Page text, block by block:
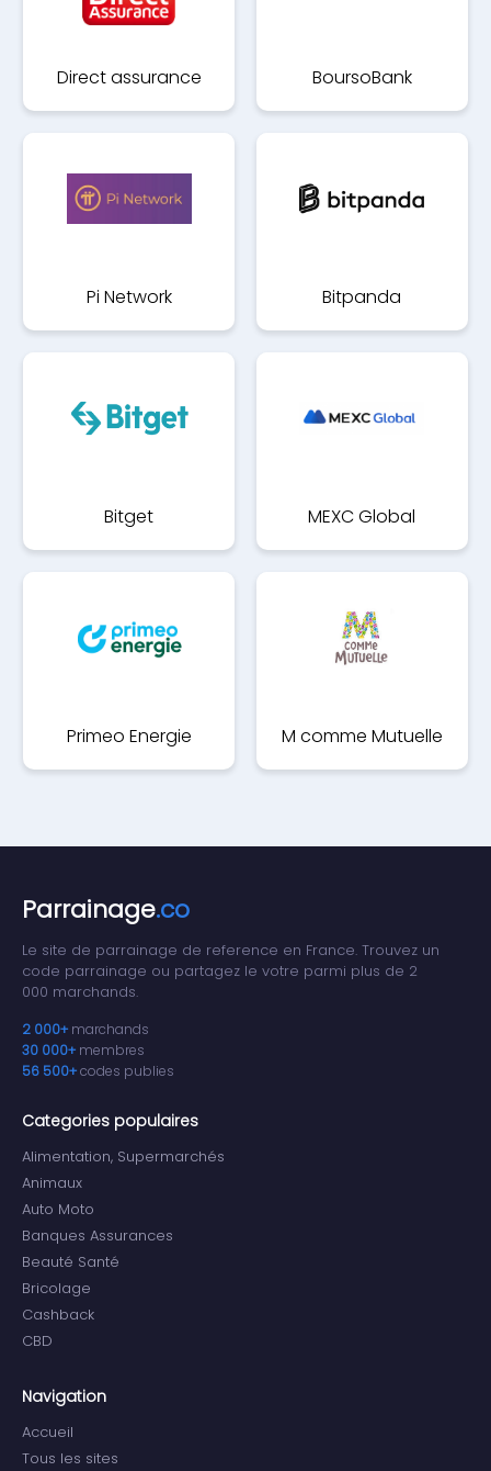
Direct assurance BoursoBank
Pi Network Bitpanda
Bitget MEXC Global
Primeo Energie M comme Mutuelle
Parrainage.co
Le site de parrainage de reference en France. Trouvez un
code parrainage ou partagez le votre parmi plus de 2
000 marchands.
2 000+ marchands
30 000+ membres
56 500+codes publies
Categories populaires
Alimentation, Supermarchés
Animaux
Auto Moto
Banques Assurances
Beauté Santé
Bricolage
Cashback
CBD
Navigation
Accueil
Tous les sites